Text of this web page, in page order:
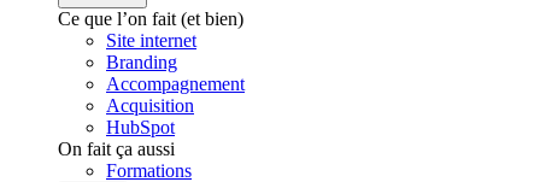
Ce que l’on fait (et bien)
Site internet
Branding
Accompagnement
Acquisition
HubSpot
On fait ça aussi
Formations